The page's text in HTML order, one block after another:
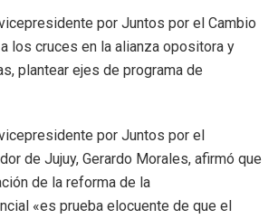
por Juntos por el Cambio
los cruces en la alianza opositora y
plantear ejes de programa de
por Juntos por el
de Jujuy, Gerardo Morales, afirmó que
de la reforma de la
«es prueba elocuente de que el